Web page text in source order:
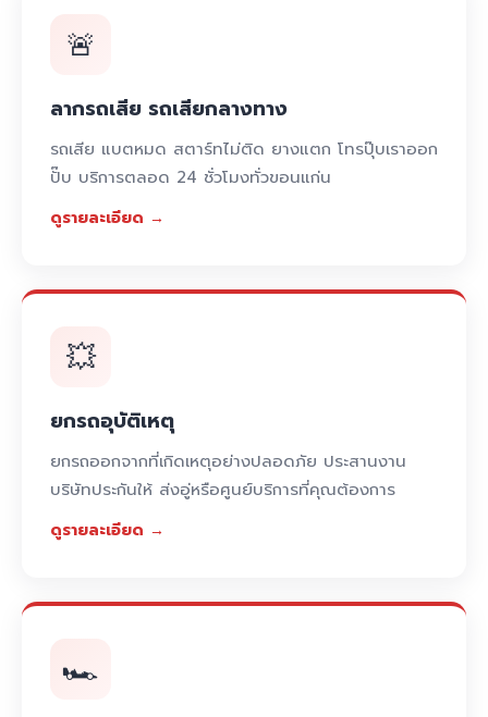
🚨
ลากรถเสีย รถเสียกลางทาง
รถเสีย แบตหมด สตาร์ทไม่ติด ยางแตก โทรปุ๊บเราออก
ปั๊บ บริการตลอด 24 ชั่วโมงทั่วขอนแก่น
ดูรายละเอียด →
💥
ยกรถอุบัติเหตุ
ยกรถออกจากที่เกิดเหตุอย่างปลอดภัย ประสานงาน
บริษัทประกันให้ ส่งอู่หรือศูนย์บริการที่คุณต้องการ
ดูรายละเอียด →
🏎️